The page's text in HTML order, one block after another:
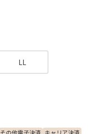
LL
その他電子決済 キャリア決済